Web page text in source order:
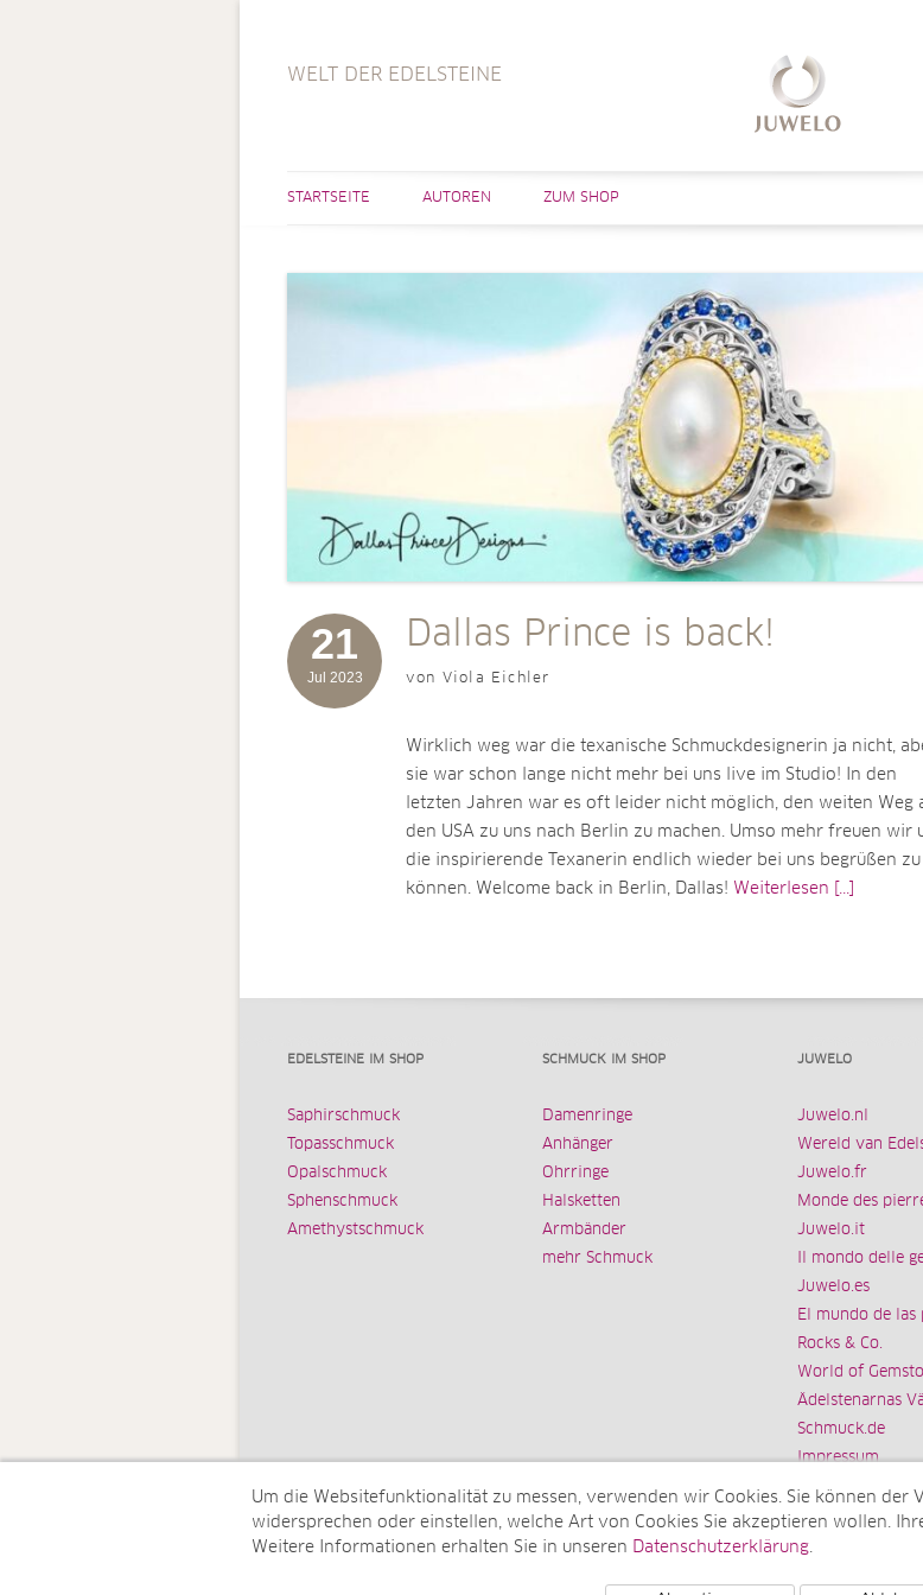
WELT DER EDELSTEINE
STARTSEITE AUTOREN ZUM SHOP
21
Jul 2023
Dallas Prince is back!
von Viola Eichler
Wirklich weg war die texanische Schmuckdesignerin ja nicht,
sie war schon lange nicht mehr bei uns live im Studio! In den
letzten Jahren war es oft leider nicht möglich, den weiten Weg
den USA zu uns nach Berlin zu machen. Umso mehr freuen wir
die inspirierende Texanerin endlich wieder bei uns begrüßen zu
können. Welcome back in Berlin, Dallas! Weiterlesen [...]
EDELSTEINE IM SHOP
Saphirschmuck
Topasschmuck
Opalschmuck
Sphenschmuck
Amethystschmuck
SCHMUCK IM SHOP
Damenringe
Anhänger
Ohrringe
Halsketten
Armbänder
mehr Schmuck
JUWELO
Juwelo.nl
Wereld van
Juwelo.fr
Monde des
Juwelo.it
Il mondo delle
Juwelo.es
El mundo de las
Rocks & Co.
World of
Ädelstenarnas
Schmuck.de
Impressum
© Juwelo Deutschland GmbH (ein Tochterunternehmen der elumeo SE)
Um die Websitefunktionalität zu messen, verwenden wir Cookies. Sie können der
widersprechen oder einstellen, welche Art von Cookies Sie akzeptieren wollen.
Weitere Informationen erhalten Sie in unseren Datenschutzerklärung.